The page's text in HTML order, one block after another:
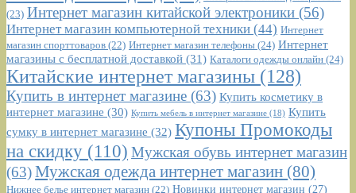
(23) Интернет магазин китайской электроники (56)
Интернет магазин компьютерной техники (44) Интернет
магазин спорттоваров (22) Интернет магазин телефоны (24) Интернет
магазины с бесплатной доставкой (31) Каталоги одежды онлайн (24)
Китайские интернет магазины (128)
Купить в интернет магазине (63) Купить косметику в
интернет магазине (30) Купить мебель в интернет магазине (18) Купить
сумку в интернет магазине (32) Купоны Промокоды
на скидку (110) Мужская обувь интернет магазин
(63)Мужская одежда интернет магазин (80)
Нижнее белье интернет магазин (22) Новинки интернет магазин (27)